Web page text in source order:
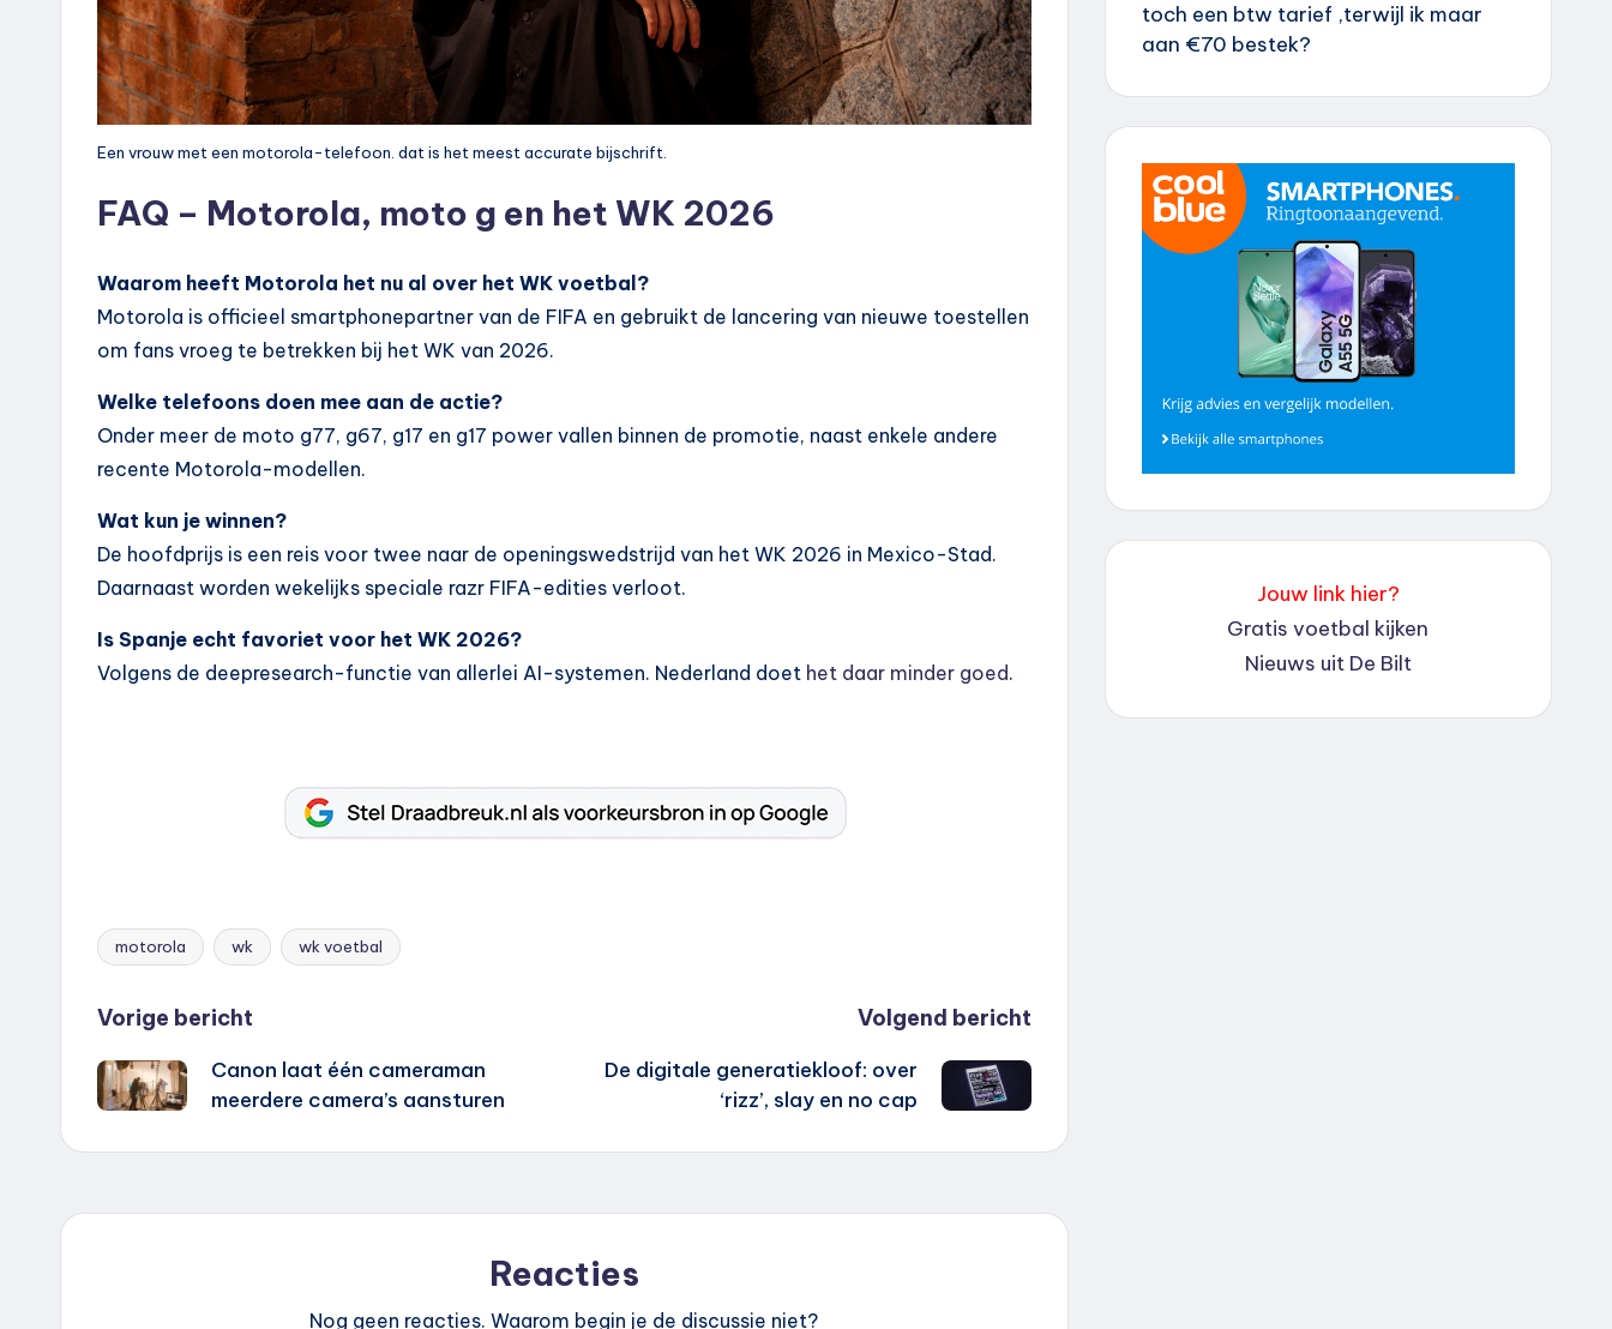
Een vrouw met een motorola-telefoon. dat is het meest accurate bijschrift.
FAQ – Motorola, moto g en het WK 2026
Waarom heeft Motorola het nu al over het WK voetbal?
Motorola is officieel smartphonepartner van de FIFA en gebruikt de lancering van nieuwe toestellen
om fans vroeg te betrekken bij het WK van 2026.
Welke telefoons doen mee aan de actie?
Onder meer de moto g77, g67, g17 en g17 power vallen binnen de promotie, naast enkele andere
recente Motorola-modellen.
Wat kun je winnen?
De hoofdprijs is een reis voor twee naar de openingswedstrijd van het WK 2026 in Mexico-Stad.
Daarnaast worden wekelijks speciale razr FIFA-edities verloot.
Is Spanje echt favoriet voor het WK 2026?
Volgens de deepresearch-functie van allerlei AI-systemen. Nederland doet het daar minder goed.
Tags:
motorola wk wk voetbal
Bericht
navigatie
Vorige bericht
Canon laat één cameraman
meerdere camera’s aansturen
Volgend bericht
De digitale generatiekloof: over
‘rizz’, slay en no cap
Reacties
Nog geen reacties. Waarom begin je de discussie niet?
toch een btw tarief ,terwijl ik maar
aan €70 bestek?
Jouw link hier?
Gratis voetbal kijken
Nieuws uit De Bilt